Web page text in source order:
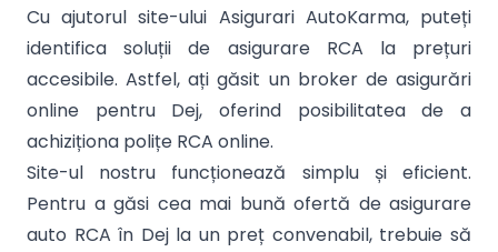
Cu ajutorul site-ului Asigurari AutoKarma, puteți
identifica soluții de asigurare RCA la prețuri
accesibile. Astfel, ați găsit un broker de asigurări
online pentru Dej, oferind posibilitatea de a
achiziționa polițe RCA online.
Site-ul nostru funcționează simplu și eficient.
Pentru a găsi cea mai bună ofertă de asigurare
auto RCA în Dej la un preț convenabil, trebuie să